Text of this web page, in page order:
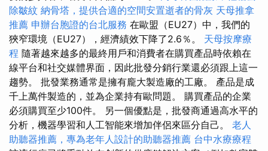
除皺紋 納骨塔，提供合適的空間安置逝者的骨灰 天母推拿
推薦 申辦台胞證的台北服務 在歐盟（EU27）中，我們的
狹窄環境（EU27），經濟績效下降了2.6％。 天母按摩療
程 隨著越來越多的最終用戶和消費者在購買產品時依賴在
線平台和社交媒體界面，因此批發分銷行業還必須跟上這一
趨勢。 批發業務通常是擁有龐大製造廠的工廠。 產品是成
千上萬件製造的，並為企業持有歐問題。 購買產品的企業
必須購買至少100件。 另一個優點是，批發商通過高水平的
分析，機器學習和人工智能來增加伴侶來區分自己。 老人
助聽器推薦，專為老年人設計的助聽器推薦 台中水療療程